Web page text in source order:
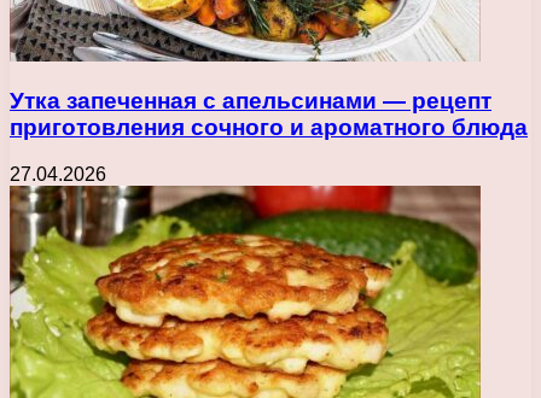
Утка запеченная с апельсинами — рецепт
приготовления сочного и ароматного блюда
27.04.2026